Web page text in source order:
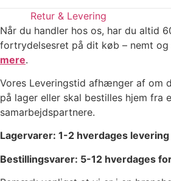
Retur & Levering
Når du handler hos os, har du altid
fortrydelsesret på dit køb – nemt og
mere.
Vores Leveringstid afhænger af om
på lager eller skal bestilles hjem fra
samarbejdspartnere.
Lagervarer: 1-2 hverdages levering
Bestillingsvarer: 5-12 hverdages